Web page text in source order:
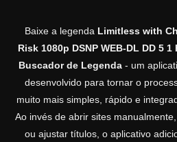
Baixe a legenda Limitless with
Risk 1080p DSNP WEB-DL DD 5 1
Buscador de Legenda - um
desenvolvido para tornar o
muito mais simples, rápido e
Ao invés de abrir sites
ou ajustar títulos, o aplicativo